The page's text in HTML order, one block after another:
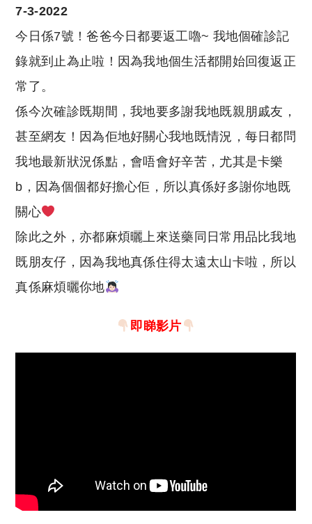
7-3-2022
今日係7號！爸爸今日都要返工嚕~ 我地個確診記
錄就到止為止啦！因為我地個生活都開始回復返正
常了。
係今次確診既期間，我地要多謝我地既親朋戚友，
甚至網友！因為佢地好關心我地既情況，每日都問
我地最新狀況係點，會唔會好辛苦，尤其是卡樂
b，因為個個都好擔心佢，所以真係好多謝你地既
關心
除此之外，亦都麻煩曬上來送藥同日常用品比我地
既朋友仔，因為我地真係住得太遠太山卡啦，所以
真係麻煩曬你地
即睇影片